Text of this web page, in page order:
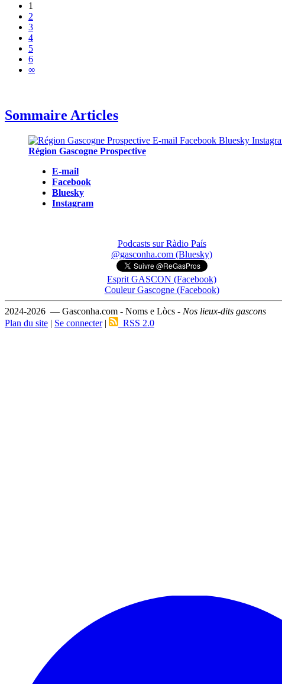
1
2
3
4
5
6
∞
Sommaire Articles
Région Gascogne Prospective
E-mail
Facebook
Bluesky
Instagram
Podcasts sur Ràdio País
@gasconha.com (Bluesky)
Esprit GASCON (Facebook)
Couleur Gascogne (Facebook)
2024-2026 — Gasconha.com - Noms e Lòcs - Nos lieux-dits gascons
Plan du site | Se connecter| RSS 2.0